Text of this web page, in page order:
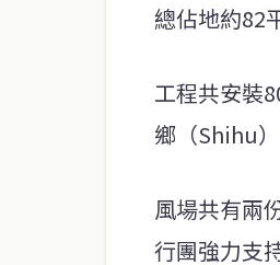
總佔地約82
工程共安裝
鄉（Shihu
風場共有兩
行團強力支